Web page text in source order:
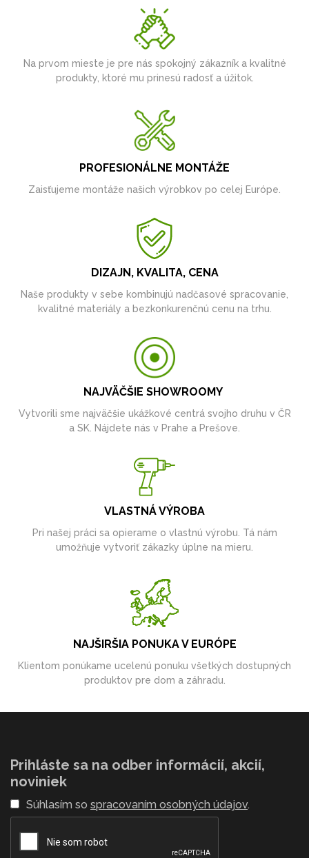
Na prvom mieste je pre nás spokojný zákazník a kvalitné
produkty, ktoré mu prinesú radosť a úžitok.
PROFESIONÁLNE MONTÁŽE
Zaisťujeme montáže našich výrobkov po celej Európe.
DIZAJN, KVALITA, CENA
Naše produkty v sebe kombinujú nadčasové spracovanie,
kvalitné materiály a bezkonkurenčnú cenu na trhu.
NAJVÄČŠIE SHOWROOMY
Vytvorili sme najväčšie ukážkové centrá svojho druhu v ČR
a SK. Nájdete nás v Prahe a Prešove.
VLASTNÁ VÝROBA
Pri našej práci sa opierame o vlastnú výrobu. Tá nám
umožňuje vytvoriť zákazky úplne na mieru.
NAJŠIRŠIA PONUKA V EURÓPE
Klientom ponúkame ucelenú ponuku všetkých dostupných
produktov pre dom a záhradu.
Prihláste sa na odber informácií, akcií,
noviniek
Súhlasím so spracovaním osobných údajov.